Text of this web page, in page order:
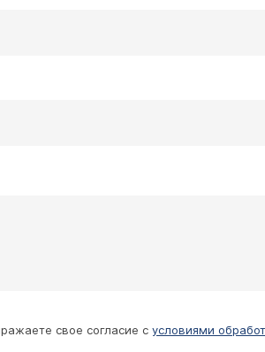
свое согласие сусловиями